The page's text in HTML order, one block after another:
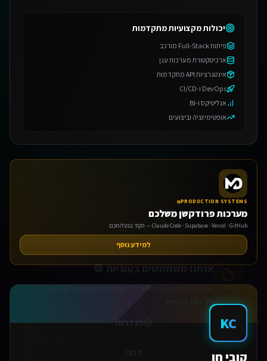
יכולות מקצועיות מתקדמות
פיתוח Full-Stack מורכב
ארכיטקטורת מערכות ענן
אינטגרציות API מתקדמות
DevOps ו-CI/CD
אנליטיקס ו-BI
אופטימיזציה וביצועים
PRODUCTION SYSTEMS
מערכות פרודקשן משלכם
Claude Code · Supabase · Vercel · GitHub — הקוד בבעלותכם
למידע נוסף
KC
קובי חן
אנחנו משתמשים בעוגיות 🍪
אנו משתמשים בעוגיות כדי לשפר את חווית הגלישה שלך.
הגדרות
דחה
אישור הכל